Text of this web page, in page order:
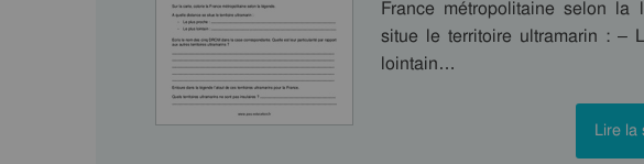
France métropolitaine selon
situe le territoire ultramarin :
lointain…
Lire la